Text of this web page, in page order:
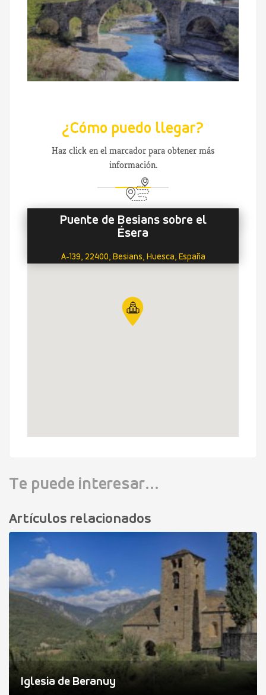
¿Cómo puedo llegar?
Haz click en el marcador para obtener más
información.
Puente de Besians sobre el
Ésera
A-139, 22400, Besians, Huesca, España
Te puede interesar...
Artículos relacionados
Iglesia de Beranuy